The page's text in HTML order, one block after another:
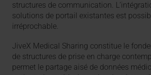
structures de communication.
solutions de portail existantes est
irréprochable.
JiveX Medical Sharing constitue le
de structures de prise en charge
permet le partage aisé de données